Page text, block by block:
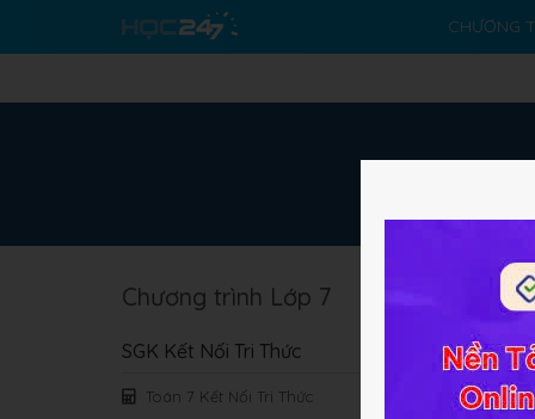
CHƯƠNG
Chương trình Lớp 7
SGK Kết Nối Tri Thức
Toán 7 Kết Nối Tri Thức